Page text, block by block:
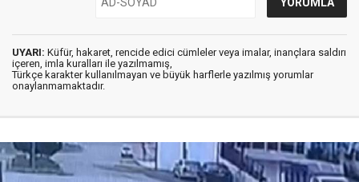
UYARI: Küfür, hakaret, rencide edici cümleler veya imalar, inançlara saldırı
içeren, imla kuralları ile yazılmamış,
Türkçe karakter kullanılmayan ve büyük harflerle yazılmış yorumlar
onaylanmamaktadır.